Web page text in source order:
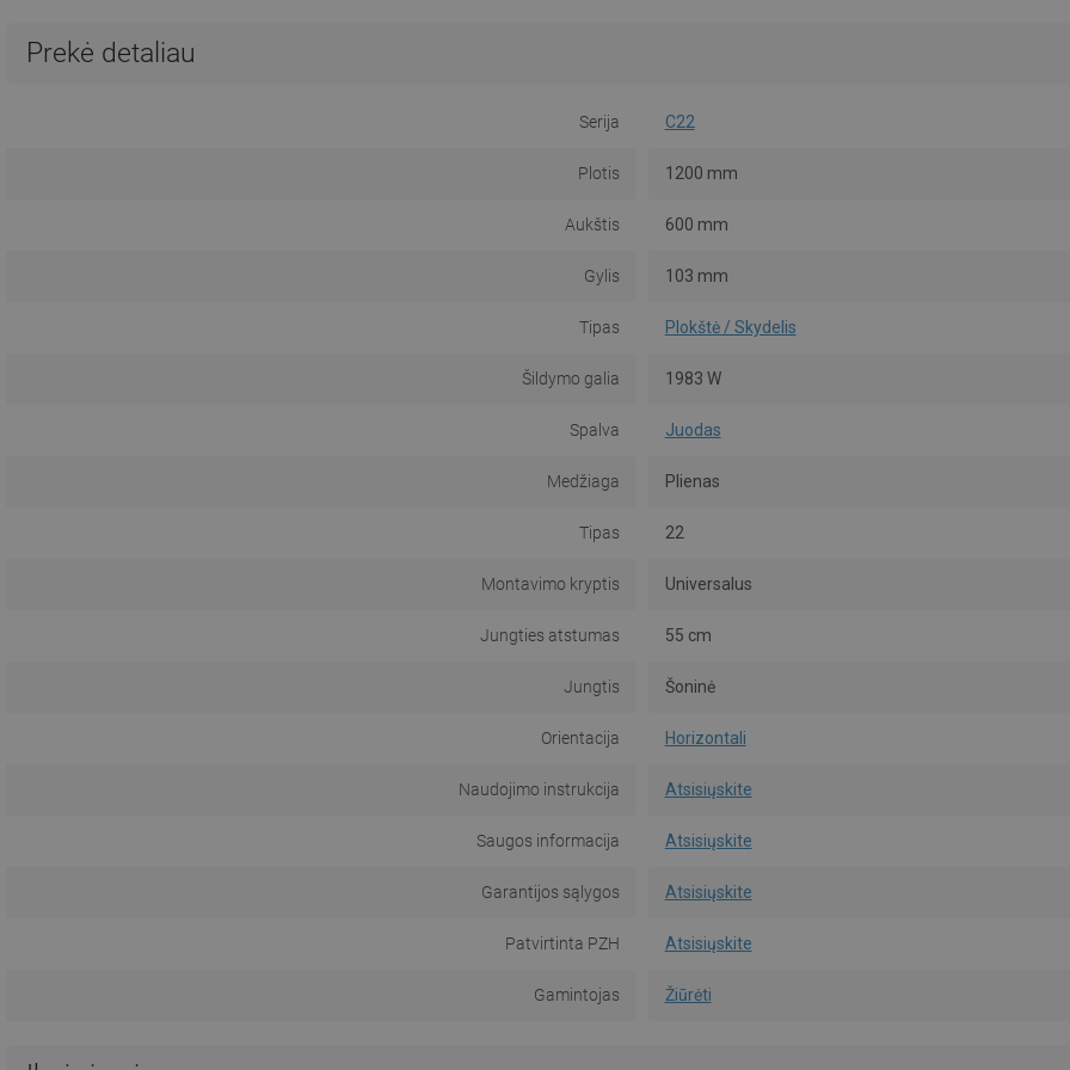
Prekė detaliau
Serija C22
Plotis 1200 mm
Aukštis 600 mm
Gylis 103 mm
Tipas Plokštė / Skydelis
Šildymo galia 1983 W
Spalva Juodas
Medžiaga Plienas
Tipas 22
Montavimo kryptis Universalus
Jungties atstumas 55 cm
Jungtis Šoninė
Orientacija Horizontali
Naudojimo instrukcija Atsisiųskite
Saugos informacija Atsisiųskite
Garantijos sąlygos Atsisiųskite
Patvirtinta PZH Atsisiųskite
Gamintojas Žiūrėti